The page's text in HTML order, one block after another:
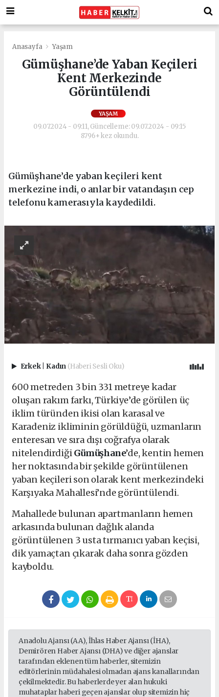
Anasayfa Yaşam
Gümüşhane’de Yaban Keçileri
Kent Merkezinde
Görüntülendi
YAŞAM
09.07.2024 - 09:11, Güncelleme: 09.07.2024 - 09:15
8796+ kez okundu.
Gümüşhane’de yaban keçileri kent
merkezine indi, o anlar bir vatandaşın cep
telefonu kamerasıyla kaydedildi.
Erkek Kadın (Haberi Sesli Oku)
600 metreden 3 bin 331 metreye kadar
oluşan rakım farkı, Türkiye’de görülen üç
iklim türünden ikisi olan karasal ve
Karadeniz ikliminin görüldüğü, uzmanların
enteresan ve sıra dışı coğrafya olarak
nitelendirdiğiGümüşhane’de, kentin hemen
her noktasında bir şekilde görüntülenen
yaban keçileri son olarak kent merkezindeki
Karşıyaka Mahallesi’nde görüntülendi.
Mahallede bulunan apartmanların hemen
arkasında bulunan dağlık alanda
görüntülenen 3 usta tırmanıcı yaban keçisi,
dik yamaçtan çıkarak daha sonra gözden
kayboldu.
Anadolu Ajansı (AA), İhlas Haber Ajansı (İHA),
Demirören Haber Ajansı (DHA) ve diğer ajanslar
tarafından eklenen tüm haberler, sitemizin
editörlerinin müdahalesi olmadan ajans kanallarından
çekilmektedir. Bu haberlerde yer alan hukuki
muhataplar haberi geçen ajanslar olup sitemizin hiç